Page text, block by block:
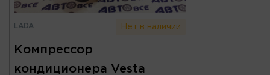
LADA Нет в наличии
Компрессор
кондиционера Vesta